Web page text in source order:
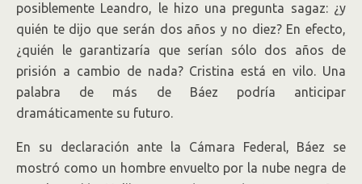
posiblemente Leandro, le hizo una pregunta sagaz: ¿y
quién te dijo que serán dos años y no diez? En efecto,
¿quién le garantizaría que serían sólo dos años de
prisión a cambio de nada? Cristina está en vilo. Una
palabra de más de Báez podría anticipar
dramáticamente su futuro.
En su declaración ante la Cámara Federal, Báez se
mostró como un hombre envuelto por la nube negra de